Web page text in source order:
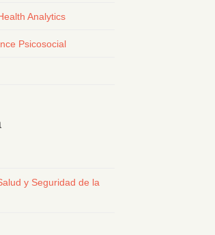
Analytics
Psicosocial
y Seguridad de la